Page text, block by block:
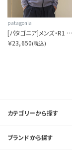
全色
商品表示を指定する
patagonia
[パタゴニア]メンズ・R1 エア・ジャケット
￥23,650(税込)
カテゴリーから探す
ブランドから探す